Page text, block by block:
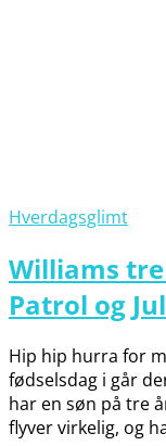
Hverdagsglimt
Williams
Patrol og
Hip hip hurra for
fødselsdag i går
har en søn på tre
flyver virkelig, og